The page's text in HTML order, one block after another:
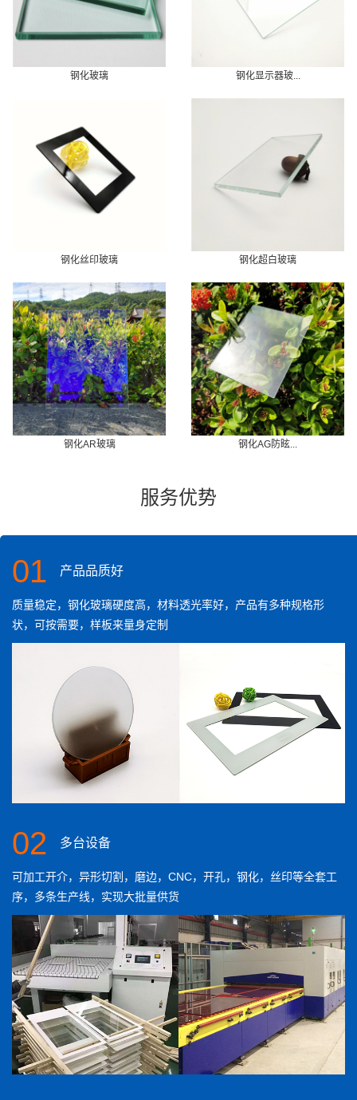
钢化玻璃 钢化显示器玻...
钢化丝印玻璃 钢化超白玻璃
钢化AR玻璃 钢化AG防眩...
服务优势
01 产品品质好
质量稳定，钢化玻璃硬度高，材料透光率好，产品有多种规格形
状，可按需要，样板来量身定制
02 多台设备
可加工开介，异形切割，磨边，CNC，开孔，钢化，丝印等全套工
序，多条生产线，实现大批量供货